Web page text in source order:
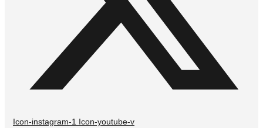
Icon-instagram-1 Icon-youtube-v